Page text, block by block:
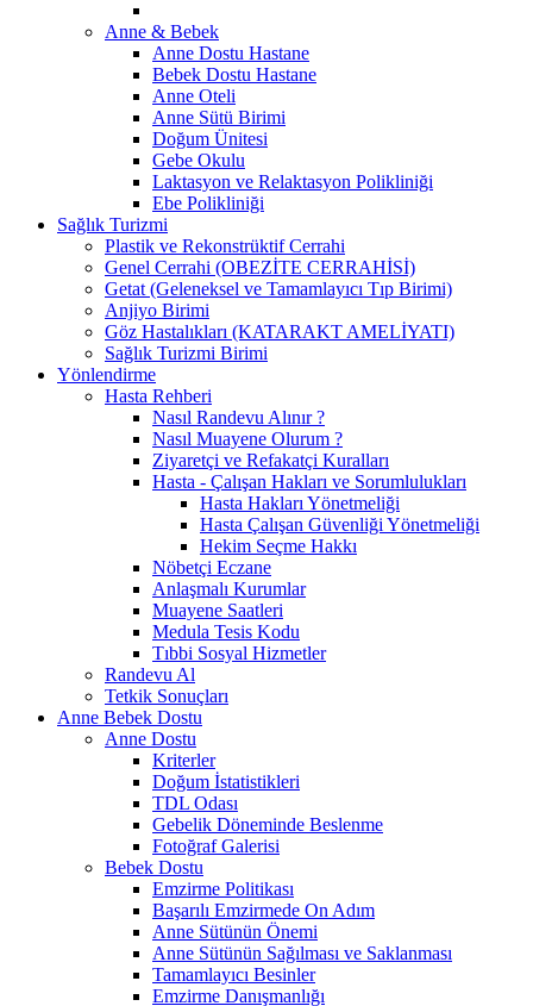
Anne & Bebek
Anne Dostu Hastane
Bebek Dostu Hastane
Anne Oteli
Anne Sütü Birimi
Doğum Ünitesi
Gebe Okulu
Laktasyon ve Relaktasyon Polikliniği
Ebe Polikliniği
Sağlık Turizmi
Plastik ve Rekonstrüktif Cerrahi
Genel Cerrahi (OBEZİTE CERRAHİSİ)
Getat (Geleneksel ve Tamamlayıcı Tıp Birimi)
Anjiyo Birimi
Göz Hastalıkları (KATARAKT AMELİYATI)
Sağlık Turizmi Birimi
Yönlendirme
Hasta Rehberi
Nasıl Randevu Alınır ?
Nasıl Muayene Olurum ?
Ziyaretçi ve Refakatçi Kuralları
Hasta - Çalışan Hakları ve Sorumlulukları
Hasta Hakları Yönetmeliği
Hasta Çalışan Güvenliği Yönetmeliği
Hekim Seçme Hakkı
Nöbetçi Eczane
Anlaşmalı Kurumlar
Muayene Saatleri
Medula Tesis Kodu
Tıbbi Sosyal Hizmetler
Randevu Al
Tetkik Sonuçları
Anne Bebek Dostu
Anne Dostu
Kriterler
Doğum İstatistikleri
TDL Odası
Gebelik Döneminde Beslenme
Fotoğraf Galerisi
Bebek Dostu
Emzirme Politikası
Başarılı Emzirmede On Adım
Anne Sütünün Önemi
Anne Sütünün Sağılması ve Saklanması
Tamamlayıcı Besinler
Emzirme Danışmanlığı